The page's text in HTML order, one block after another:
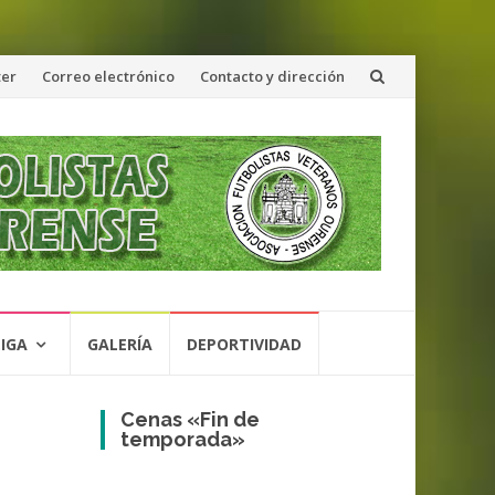
Correo electrónico Contacto y dirección
GALERÍA DEPORTIVIDAD
Cenas «Fin de
temporada»